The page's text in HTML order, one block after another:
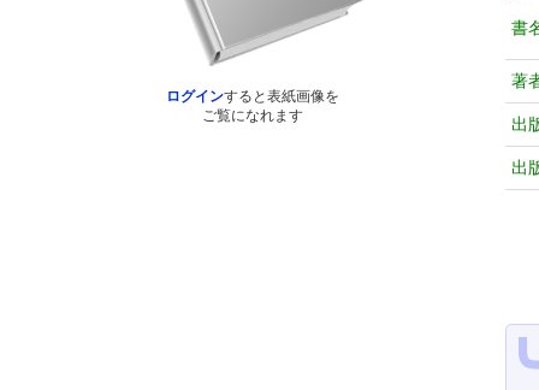
ログインすると表紙画像を
ご覧になれます
書
著
出
出